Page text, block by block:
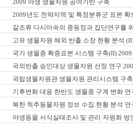
2009 야생 생물자원 공여기반 구축
2009년도 전략지역 및 특정분류군 표본 확
갈조류 다시마속의 종동정과 집단연구를
고유 생물자원 해외 반출.소장 현황 분석
국가 생물종 확증표본 시스템 구축(II) 2009
국외반출 승인대상 생물자원 선정 연구
국립생물자원관 생물자원 관리시스템 구
기후변화 대응 한반도 생물종 구계 변화 연
북한 척추동물자원 정보 수집.현황 분석 연
야생동물 서식실태조사 및 관리·자원화 방